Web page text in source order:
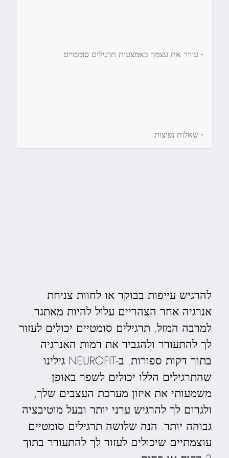
• עורר את עצמך באמצעות תרגילים סומטיים
• שאלות נפוצות
להרגיש עייפות בבוקר או לחוות צניחת
אנרגיה אחר הצהריים עלול להיות מאתגר.
למרבה המזל, תרגילים סומטיים יכולים לעזור
לך להתעורר ולהגביר את רמות האנרגיה
בתוך דקות ספורות. ב-NEUROFIT גילינו
שהתרגילים הללו יכולים לשפר באופן
משמעותי את איזון מערכת העצבים שלך,
ולגרום לך להרגיש ערני יותר ובעל מוטיבציה
גבוהה יותר. הנה שלושה תרגילים סומטיים
עוצמתיים שיכולים לעזור לך להתעורר בתוך